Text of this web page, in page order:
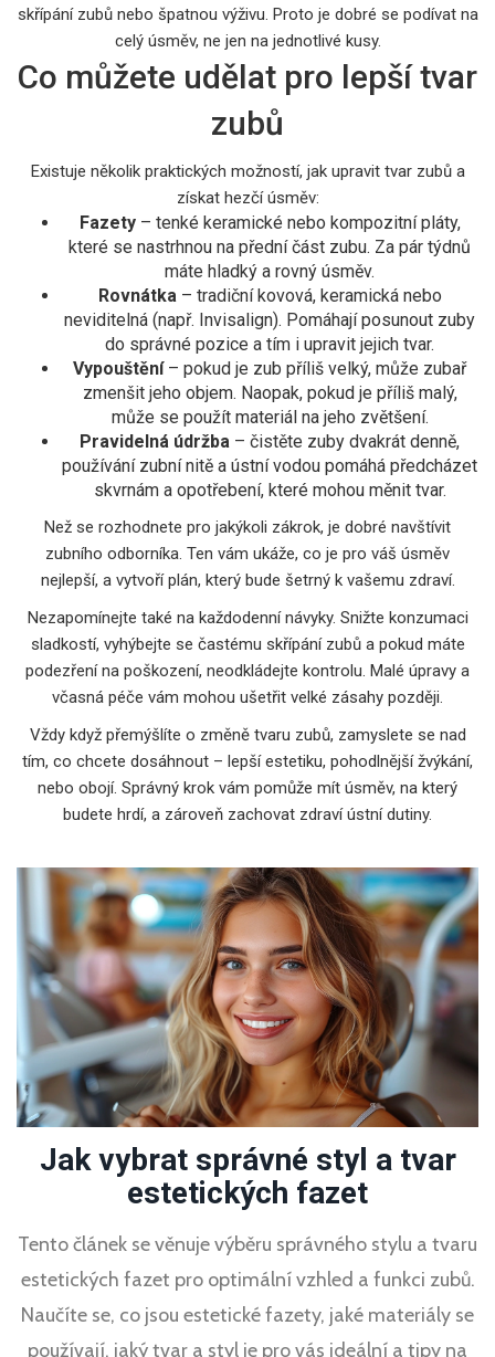
skřípání zubů nebo špatnou výživu. Proto je dobré se podívat na
celý úsměv, ne jen na jednotlivé kusy.
Co můžete udělat pro lepší tvar
zubů
Existuje několik praktických možností, jak upravit tvar zubů a
získat hezčí úsměv:
Fazety– tenké keramické nebo kompozitní pláty,
které se nastrhnou na přední část zubu. Za pár týdnů
máte hladký a rovný úsměv.
Rovnátka – tradiční kovová, keramická nebo
neviditelná (např. Invisalign). Pomáhají posunout zuby
do správné pozice a tím i upravit jejich tvar.
Vypouštění– pokud je zub příliš velký, může zubař
zmenšit jeho objem. Naopak, pokud je příliš malý,
může se použít materiál na jeho zvětšení.
Pravidelná údržba – čistěte zuby dvakrát denně,
používání zubní nitě a ústní vodou pomáhá předcházet
skvrnám a opotřebení, které mohou měnit tvar.
Než se rozhodnete pro jakýkoli zákrok, je dobré navštívit
zubního odborníka. Ten vám ukáže, co je pro váš úsměv
nejlepší, a vytvoří plán, který bude šetrný k vašemu zdraví.
Nezapomínejte také na každodenní návyky. Snižte konzumaci
sladkostí, vyhýbejte se častému skřípání zubů a pokud máte
podezření na poškození, neodkládejte kontrolu. Malé úpravy a
včasná péče vám mohou ušetřit velké zásahy později.
Vždy když přemýšlíte o změně tvaru zubů, zamyslete se nad
tím, co chcete dosáhnout – lepší estetiku, pohodlnější žvýkání,
nebo obojí. Správný krok vám pomůže mít úsměv, na který
budete hrdí, a zároveň zachovat zdraví ústní dutiny.
Jak vybrat správné styl a tvar
estetických fazet
Tento článek se věnuje výběru správného stylu a tvaru
estetických fazet pro optimální vzhled a funkci zubů.
Naučíte se, co jsou estetické fazety, jaké materiály se
používají, jaký tvar a styl je pro vás ideální a tipy na